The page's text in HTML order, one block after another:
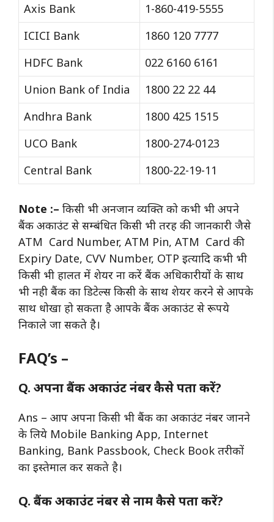
Axis Bank
1-860-419-5555
ICICI Bank
1860 120 7777
HDFC Bank
022 6160 6161
Union Bank of India
1800 22 22 44
Andhra Bank
1800 425 1515
UCO Bank
1800-274-0123
Central Bank
1800-22-19-11
Note :– किसी भी अनजान व्यक्ति को कभी भी अपने
बैंक अकाउंट से सम्बंधित किसी भी तरह की जानकारी जैसे
ATM Card Number, ATM Pin, ATM Card की
Expiry Date, CVV Number, OTP इत्यादि कभी भी
किसी भी हालत में शेयर ना करें बैंक अधिकारीयों के साथ
भी नही बैंक का डिटेल्स किसी के साथ शेयर करने से आपके
साथ धोखा हो सकता है आपके बैंक अकाउंट से रूपये
निकाले जा सकते है।
FAQ’s –
Q. अपना बैंक अकाउंट नंबर कैसे पता करें?
Ans – आप अपना किसी भी बैंक का अकाउंट नंबर जानने
के लिये Mobile Banking App, Internet
Banking, Bank Passbook, Check Book तरीकों
का इस्तेमाल कर सकते है।
Q. बैंक अकाउंट नंबर से नाम कैसे पता करें?